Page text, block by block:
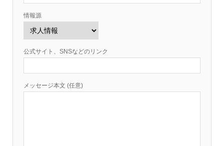
情報源
公式サイト、SNSなどのリンク
メッセージ本文 (任意)